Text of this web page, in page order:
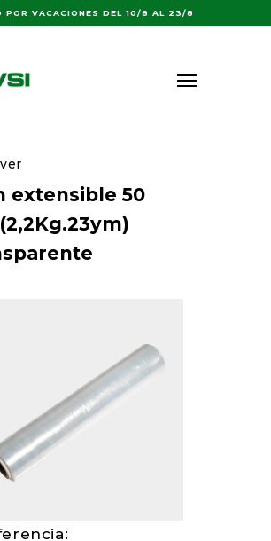
POR VACACIONES DEL 10/8 AL 23/8
extensible 50